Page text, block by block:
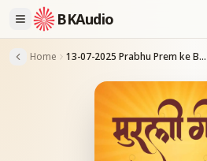
BKAudio
Home 13-07-2025 Prabhu Prem ke Baat Nirali